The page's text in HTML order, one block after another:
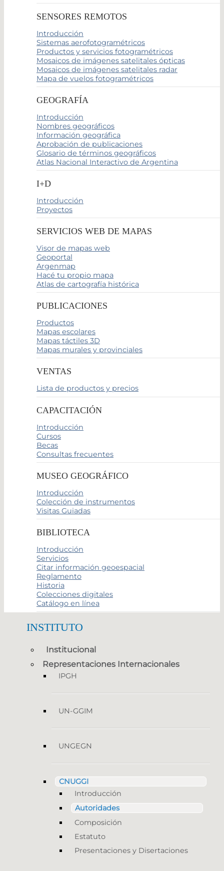
SENSORES REMOTOS
Introducción
Sistemas aerofotogramétricos
Productos y servicios fotogramétricos
Mosaicos de imágenes satelitales ópticas
Mosaicos de imágenes satelitales radar
Mapa de vuelos fotogramétricos
GEOGRAFÍA
Introducción
Nombres geográficos
Información geográfica
Aprobación de publicaciones
Glosario de términos geográficos
Atlas Nacional Interactivo de Argentina
I+D
Introducción
Proyectos
SERVICIOS WEB DE MAPAS
Visor de mapas web
Geoportal
Argenmap
Hacé tu propio mapa
Atlas de cartografía histórica
PUBLICACIONES
Productos
Mapas escolares
Mapas táctiles 3D
Mapas murales y provinciales
VENTAS
Lista de productos y precios
CAPACITACIÓN
Introducción
Cursos
Becas
Consultas frecuentes
MUSEO GEOGRÁFICO
Introducción
Colección de instrumentos
Visitas Guiadas
BIBLIOTECA
Introducción
Servicios
Citar información geoespacial
Reglamento
Historia
Colecciones digitales
Catálogo en línea
INSTITUTO
Institucional
Representaciones Internacionales
IPGH
UN-GGIM
UNGEGN
CNUGGI
Introducción
Autoridades
Composición
Estatuto
Presentaciones y Disertaciones